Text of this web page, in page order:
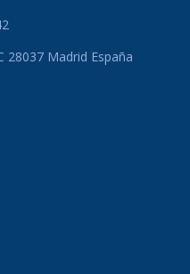
28037 Madrid España